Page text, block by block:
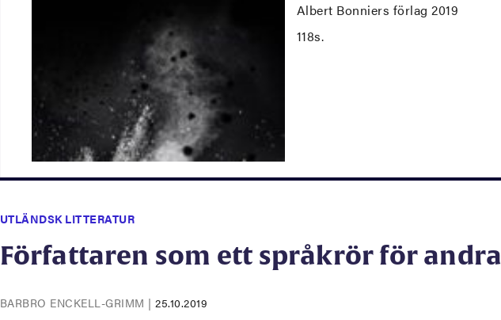
Albert Bonniers förlag 2019
118s.
UTLÄNDSK LITTERATUR
Författaren som ett språkrör för andra
BARBRO ENCKELL-GRIMM | 25.10.2019